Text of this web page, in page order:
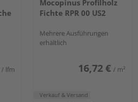
/ lfm
Mocopinus Profilholz
Fichte RPR 00 US2
Mehrere Ausführungen
erhältlich
16,72 € / m²
Verkauf & Versand